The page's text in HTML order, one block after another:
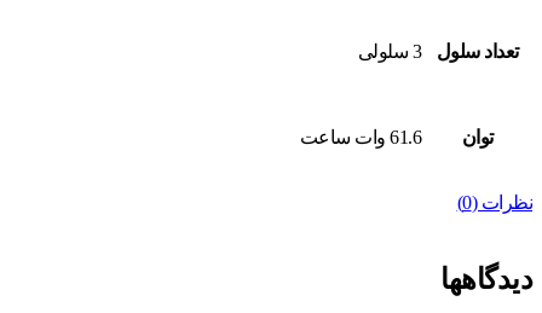
تعداد سلول 3 سلولی
توان 61.6 وات ساعت
نظرات (0)
دیدگاهها